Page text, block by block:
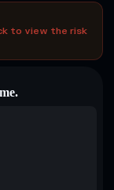
to view the risk